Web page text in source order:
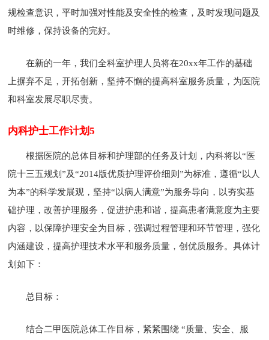
规检查意识，平时加强对性能及安全性的检查，及时发现问题及
时维修，保持设备的完好。
在新的一年，我们全科室护理人员将在20xx年工作的基础
上摒弃不足，开拓创新，坚持不懈的提高科室服务质量，为医院
和科室发展尽职尽责。
内科护士工作计划5
根据医院的总体目标和护理部的任务及计划，内科将以“医
院十三五规划”及“2014版优质护理评价细则”为标准，遵循“以人
为本”的科学发展观，坚持“以病人满意”为服务导向，以夯实基
础护理，改善护理服务，促进护患和谐，提高患者满意度为主要
内容，以保障护理安全为目标，强调过程管理和环节管理，强化
内涵建设，提高护理技术水平和服务质量，创优质服务。具体计
划如下：
总目标：
结合二甲医院总体工作目标，紧紧围绕 “质量、安全、服